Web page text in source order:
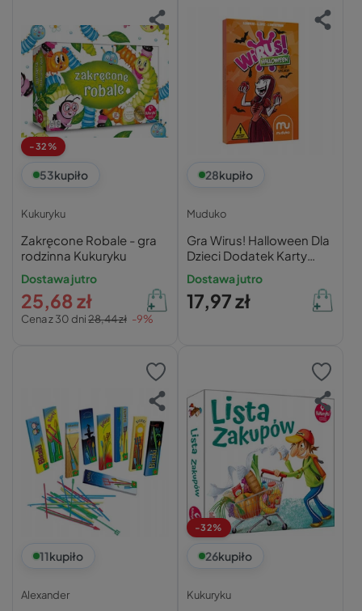
-32%
53kupiło
Kukuryku
Zakręcone Robale - gra
rodzinna Kukuryku
Dostawa jutro
Cena z 30 dni28,44 zł -9%
25,68 zł
28kupiło
Muduko
Gra Wirus! Halloween Dla
Dzieci Dodatek Karty
Karciana Rodzinna 8+
Muduko
Dostawa jutro
17,97 zł
11kupiło
Alexander
-32%
26kupiło
Kukuryku